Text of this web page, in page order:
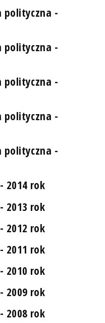
polityczna -
polityczna -
polityczna -
polityczna -
polityczna -
2014 rok
2013 rok
2012 rok
2011 rok
2010 rok
2009 rok
2008 rok